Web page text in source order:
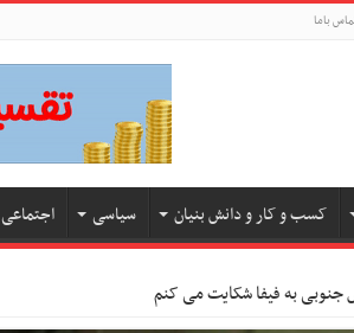
باما
کسب و کار و دانش بنیان سیاسی اجتماعی
جنوبی به فیفا شکایت می کنم